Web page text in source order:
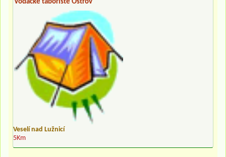
Vodácké tábořiště Ostrov
Veselí nad Lužnicí
5Km